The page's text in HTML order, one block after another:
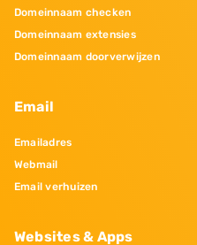
Domeinnaam checken
Domeinnaam extensies
Domeinnaam doorverwijzen
Email
Emailadres
Webmail
Email verhuizen
Websites & Apps